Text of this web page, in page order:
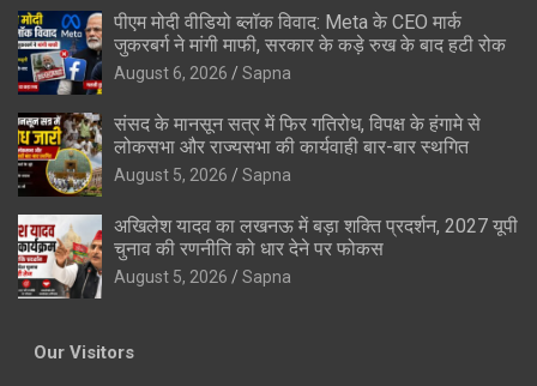
पीएम मोदी वीडियो ब्लॉक विवाद: Meta के CEO मार्क
जुकरबर्ग ने मांगी माफी, सरकार के कड़े रुख के बाद हटी रोक
August 6, 2026 Sapna
संसद के मानसून सत्र में फिर गतिरोध, विपक्ष के हंगामे से
लोकसभा और राज्यसभा की कार्यवाही बार-बार स्थगित
August 5, 2026 Sapna
अखिलेश यादव का लखनऊ में बड़ा शक्ति प्रदर्शन, 2027 यूपी
चुनाव की रणनीति को धार देने पर फोकस
August 5, 2026 Sapna
Our Visitors